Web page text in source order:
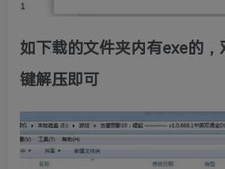
如下载的文件夹内有exe的
键解压即可